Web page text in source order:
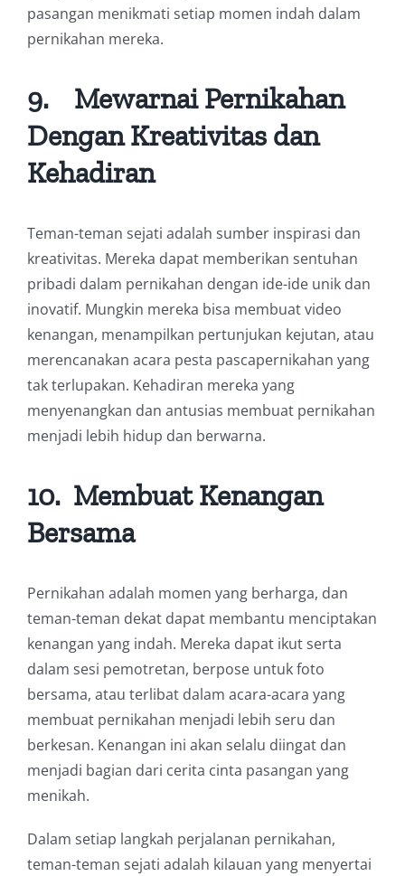
pasangan menikmati setiap momen indah dalam
pernikahan mereka.
9. Mewarnai Pernikahan
Dengan Kreativitas dan
Kehadiran
Teman-teman sejati adalah sumber inspirasi dan
kreativitas. Mereka dapat memberikan sentuhan
pribadi dalam pernikahan dengan ide-ide unik dan
inovatif. Mungkin mereka bisa membuat video
kenangan, menampilkan pertunjukan kejutan, atau
merencanakan acara pesta pascapernikahan yang
tak terlupakan. Kehadiran mereka yang
menyenangkan dan antusias membuat pernikahan
menjadi lebih hidup dan berwarna.
10. Membuat Kenangan
Bersama
Pernikahan adalah momen yang berharga, dan
teman-teman dekat dapat membantu menciptakan
kenangan yang indah. Mereka dapat ikut serta
dalam sesi pemotretan, berpose untuk foto
bersama, atau terlibat dalam acara-acara yang
membuat pernikahan menjadi lebih seru dan
berkesan. Kenangan ini akan selalu diingat dan
menjadi bagian dari cerita cinta pasangan yang
menikah.
Dalam setiap langkah perjalanan pernikahan,
teman-teman sejati adalah kilauan yang menyertai